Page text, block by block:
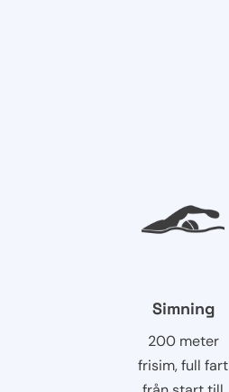
Simning
200 meter
frisim, full fart